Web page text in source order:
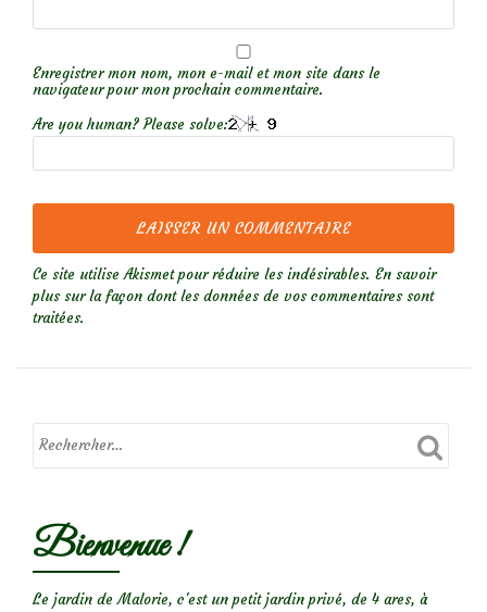
Enregistrer mon nom, mon e-mail et mon site dans le
navigateur pour mon prochain commentaire.
Are you human? Please solve:
Ce site utilise Akismet pour réduire les indésirables. En savoir
plus sur la façon dont les données de vos commentaires sont
traitées.
Bienvenue !
Le jardin de Malorie, c'est un petit jardin privé, de 4 ares, à